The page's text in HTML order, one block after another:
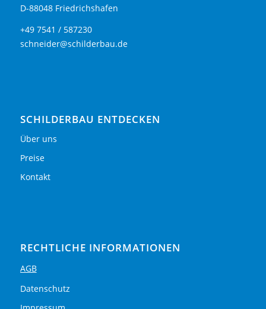
D-88048 Friedrichshafen
+49 7541 / 587230
schneider@schilderbau.de
SCHILDERBAU ENTDECKEN
Über uns
Preise
Kontakt
RECHTLICHE INFORMATIONEN
AGB
Datenschutz